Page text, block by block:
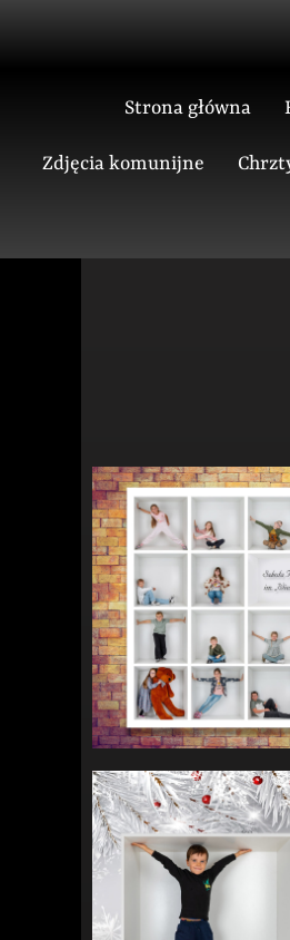
Strona główna
Zdjęcia komunijne